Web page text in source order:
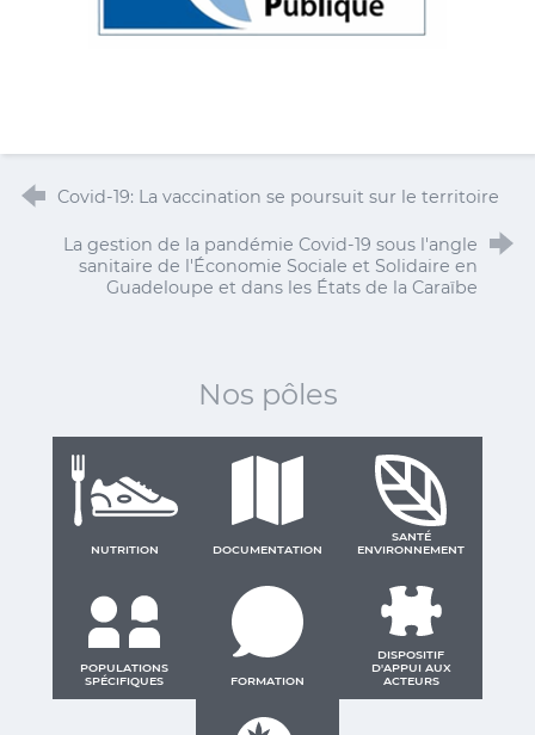
Covid-19: La vaccination se poursuit sur le territoire
La gestion de la pandémie Covid-19 sous l'angle
sanitaire de l'Économie Sociale et Solidaire en
Guadeloupe et dans les États de la Caraïbe
Nos pôles
NUTRITION DOCUMENTATION
SANTÉ
ENVIRONNEMENT
POPULATIONS
SPÉCIFIQUES
FORMATION
DISPOSITIF
D'APPUI AUX
ACTEURS